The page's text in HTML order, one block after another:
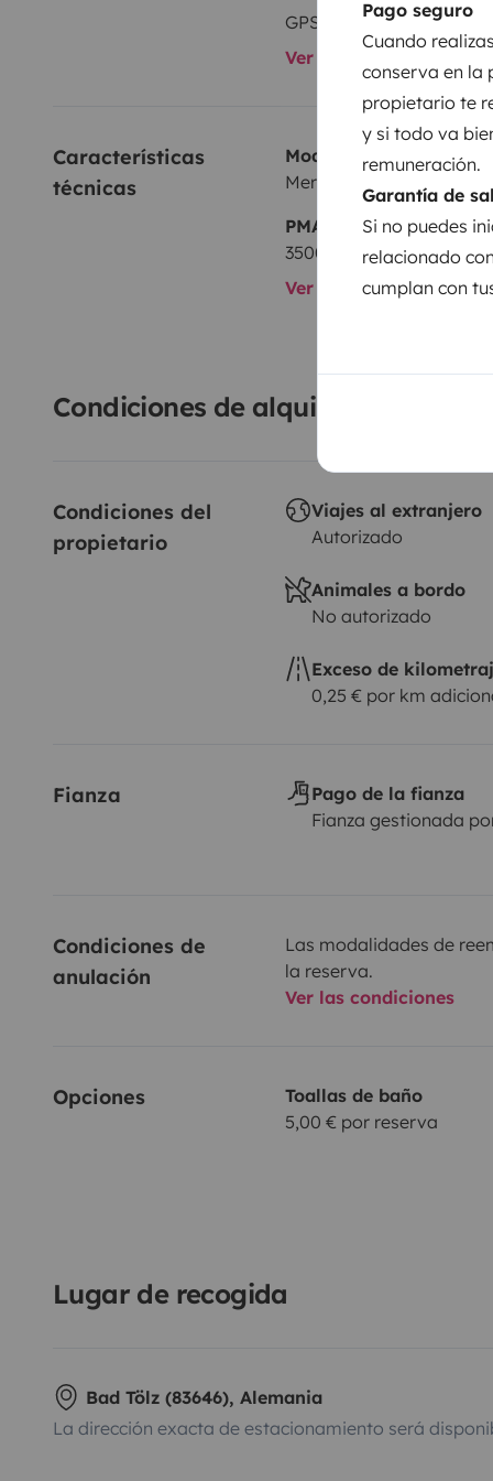
Pago seguro
Cuando
conserva en la
propietario te
y si todo va
remuneración.
Garantía de
Si no puedes
relacionado
cumplan con
GPS
Ver todos los
Características
técnicas
Modelo
Mercedes Sprinter
PMA:
3500 kg
Ver todas las
Condiciones de alquiler
Condiciones del
propietario
Viajes al extranjero
Autorizado
Animales a bordo
No autorizado
Exceso de
0,25 € por km
Fianza
Pago de la fianza
Fianza gestionada
Condiciones de
anulación
Las modalidades de
la reserva.
Ver las condiciones
Opciones
Toallas de baño
5,00 € por reserva
Lugar de recogida
Bad Tölz (83646), Alemania
La dirección exacta de estacionamiento será